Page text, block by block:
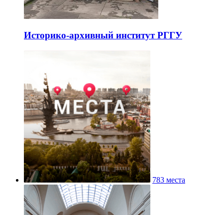
Историко-архивный институт РГГУ
783 места